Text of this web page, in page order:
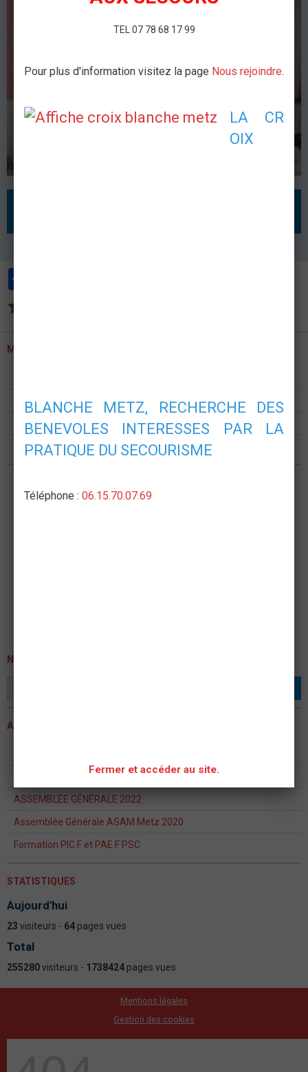
MENU
Formations
Postes de secours
Nous rejoindre
NEWSLETTER
ACTUALITÉS
Formation continue formateur PSC - PAE PS
ASSEMBLÉE GÉNÉRALE 2022
Assemblée Générale ASAM Metz 2020
Formation PIC F et PAE F PSC
STATISTIQUES
Aujourd'hui
23 visiteurs - 64 pages vues
Total
255280visiteurs - 1738424 pages vues
Mentions légales
Gestion des cookies
TEL 07 78 68 17 99
Pour plus d'information visitez la page Nous rejoindre.
LA CR
OIX
BLANCHE METZ, RECHERCHE DES
BENEVOLES INTERESSES PAR LA
PRATIQUE DU SECOURISME
Téléphone : 06.15.70.07.69
Fermer et accéder au site.